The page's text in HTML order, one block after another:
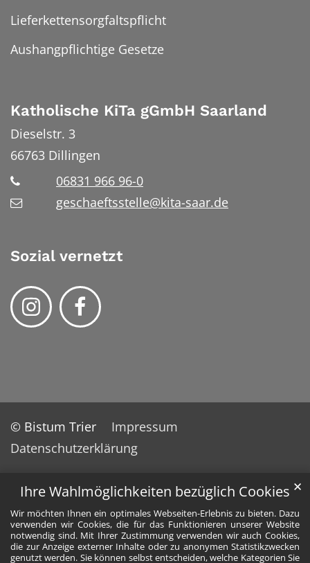
Ihre Wahlmöglichkeiten bezüglich Cookies
Wir möchten Ihnen ein optimales Webseiten-Erlebnis zu bieten. Dazu
verwenden wir Cookies, die für das Funktionieren unserer Website
notwendig sind. Mit Ihrer Zustimmung verwenden wir auch Cookies,
die zur Anzeige externer Inhalte oder zu anonymen Statistikzwecken
genutzt werden. Sie können selbst entscheiden, welche Kategorien Sie
✕
Lieferkettensorgfaltspflicht
Aushangpflichtige Gesetze
Katholische KiTa gGmbH Saarland
Dieselstr. 3
66763 Dillingen
06831 966 96-0
geschaeftsstelle@kita-saar.de
Sozial vernetzt
© Bistum Trier
Impressum
Datenschutzerklärung